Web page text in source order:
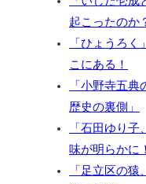
起こったのか
「ひょうろ
こにある！
「小野寺五
歴史の裏側」
「石田ゆり
味が明らかに
「足立区の